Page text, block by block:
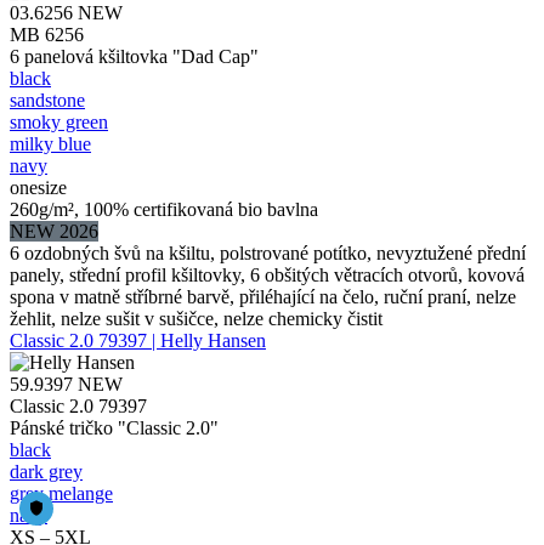
03.6256 NEW
MB 6256
6 panelová kšiltovka "Dad Cap"
black
sandstone
smoky green
milky blue
navy
onesize
260g/m², 100% certifikovaná bio bavlna
NEW 2026
6 ozdobných švů na kšiltu, polstrované potítko, nevyztužené přední
panely, střední profil kšiltovky, 6 obšitých větracích otvorů, kovová
spona v matně stříbrné barvě, přiléhající na čelo, ruční praní, nelze
žehlit, nelze sušit v sušičce, nelze chemicky čistit
Classic 2.0 79397 | Helly Hansen
59.9397 NEW
Classic 2.0 79397
Pánské tričko "Classic 2.0"
black
dark grey
grey melange
navy
XS – 5XL